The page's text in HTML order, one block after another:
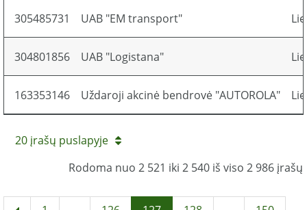
305485731 UAB "EM transport"
304801856 UAB "Logistana"
163353146 Uždaroji akcinė bendrovė "AUTOROLA"
20 įrašų puslapyje
Rodoma nuo 2 521 iki 2 540 iš viso 2 986 įrašų